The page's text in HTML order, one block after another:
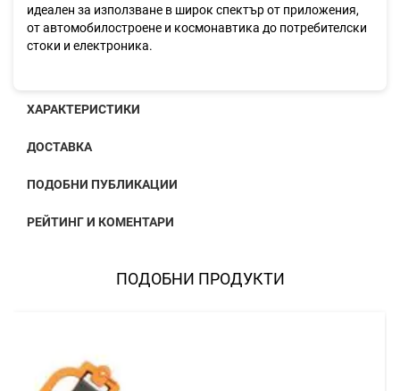
идеален за използване в широк спектър от приложения,
от автомобилостроене и космонавтика до потребителски
стоки и електроника.
ХАРАКТЕРИСТИКИ
ДОСТАВКА
ПОДОБНИ ПУБЛИКАЦИИ
РЕЙТИНГ И КОМЕНТАРИ
ПОДОБНИ ПРОДУКТИ